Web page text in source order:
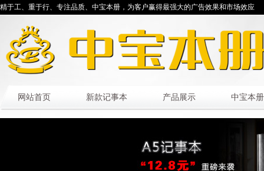
精于工、重于行、专注品质、中宝本册，为客户赢得最强大的广告效果和市场效应
网站首页 新款记事本 产品展示 中宝本